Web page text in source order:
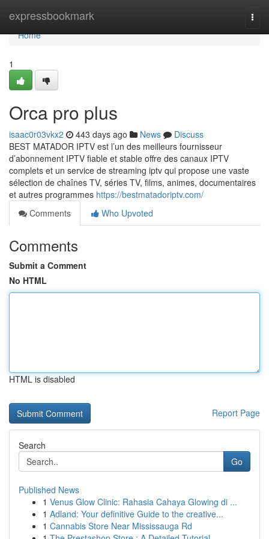
expressbookmark
Home
Home
1
Orca pro plus
isaac0r03vkx2 443 days ago News
Discuss
BEST MATADOR IPTV est l’un des meilleurs fournisseur
d’abonnement IPTV fiable et stable offre des canaux IPTV
complets et un service de streaming iptv qui propose une vaste
sélection de chaînes TV, séries TV, films, animes, documentaires
et autres programmes https://bestmatadoriptv.com/
Comments
Who Upvoted
Comments
Submit a Comment
No HTML
HTML is disabled
Report Page
Search
Go
Published News
1 Venus Glow Clinic: Rahasia Cahaya Glowing di ...
1 Adland: Your definitive Guide to the creative...
1 Cannabis Store Near Mississauga Rd